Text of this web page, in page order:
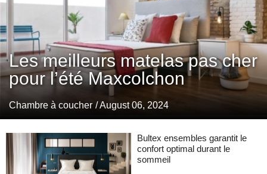
Les meilleurs matelas pas cher
pour l’été Maxcolchon
Chambre à coucher / August 06, 2024
Bultex ensembles garantit le
confort optimal durant le
sommeil